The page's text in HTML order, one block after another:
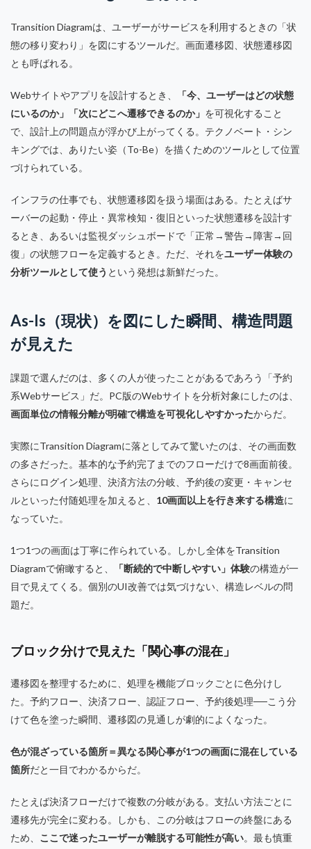
Transition Diagramは、ユーザーがサービスを利用するときの「状
態の移り変わり」を図にするツールだ。画面遷移図、状態遷移図
とも呼ばれる。
Webサイトやアプリを設計するとき、
「今、ユーザーはどの状態
にいるのか」「次にどこへ遷移できるのか」 を可視化すること
で、設計上の問題点が浮かび上がってくる。テクノベート・シン
キングでは、ありたい姿（To-Be）を描くためのツールとして位置
づけられている。
インフラの仕事でも、状態遷移図を扱う場面はある。たとえばサ
ーバーの起動・停止・異常検知・復旧といった状態遷移を設計す
るとき、あるいは監視ダッシュボードで「正常→警告→障害→回
復」の状態フローを定義するとき。ただ、それをユーザー体験の
分析ツールとして使う という発想は新鮮だった。
As-Is（現状）を図にした瞬間、構造問題
が見えた
課題で選んだのは、多くの人が使ったことがあるであろう「予約
系Webサービス」だ。PC版のWebサイトを分析対象にしたのは、
画面単位の情報分離が明確で構造を可視化しやすかったからだ。
実際にTransition Diagramに落としてみて驚いたのは、その画面数
の多さだった。基本的な予約完了までのフローだけで8画面前後。
さらにログイン処理、決済方法の分岐、予約後の変更・キャンセ
ルといった付随処理を加えると、 10画面以上を行き来する構造に
なっていた。
1つ1つの画面は丁寧に作られている。しかし全体をTransition
Diagramで俯瞰すると、
「断続的で中断しやすい」体験の構造が一
目で見えてくる。個別のUI改善では気づけない、構造レベルの問
題だ。
ブロック分けで見えた「関心事の混在」
遷移図を整理するために、処理を機能ブロックごとに色分けし
た。予約フロー、決済フロー、認証フロー、予約後処理──こう分
けて色を塗った瞬間、遷移図の見通しが劇的によくなった。
色が混ざっている箇所＝異なる関心事が1つの画面に混在している
箇所だと一目でわかるからだ。
たとえば決済フローだけで複数の分岐がある。支払い方法ごとに
遷移先が完全に変わる。しかも、この分岐はフローの終盤にある
ため、 ここで迷ったユーザーが離脱する可能性が高い。最も慎重